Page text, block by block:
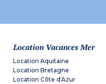
Location Vacances Mer
Location Aquitaine
Location Bretagne
Location Côte d'Azur